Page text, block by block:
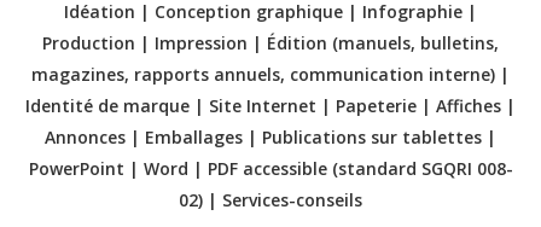
Idéation | Conception graphique | Infographie |
Production | Impression | Édition (manuels, bulletins,
magazines, rapports annuels, communication interne) |
Identité de marque | Site Internet | Papeterie | Affiches |
Annonces | Emballages | Publications sur tablettes |
PowerPoint | Word | PDF accessible (standard SGQRI 008-
02) | Services-conseils